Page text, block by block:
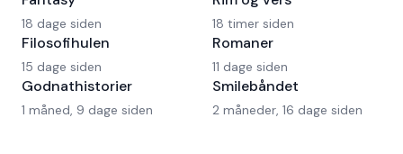
18 dage siden
Filosofihulen
15 dage siden
Godnathistorier
1 måned, 9 dage siden
18 timer siden
Romaner
11 dage siden
Smilebåndet
2 måneder, 16 dage siden